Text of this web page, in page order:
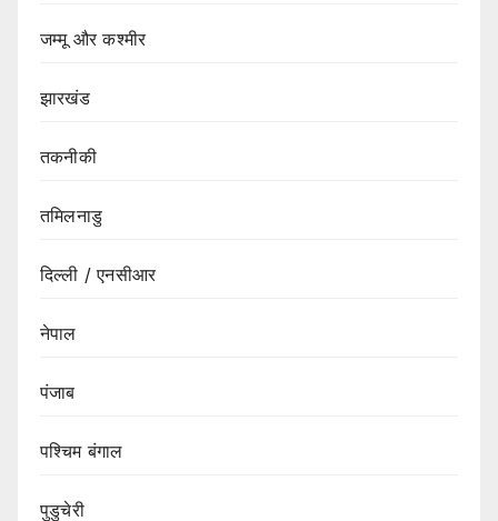
जम्मू और कश्मीर
झारखंड
तकनीकी
तमिलनाडु
दिल्ली / एनसीआर
नेपाल
पंजाब
पश्चिम बंगाल
पुडुचेरी